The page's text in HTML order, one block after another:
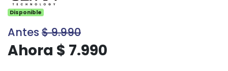
Disponible
Antes $ 9.990
Ahora $ 7.990